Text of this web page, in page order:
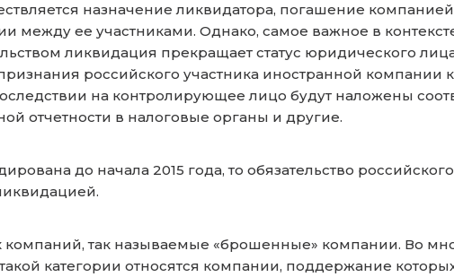
назначение ликвидатора, погашение компанией
между ее участниками. Однако, самое важное в
ликвидация прекращает статус юридического
российского участника иностранной
на контролирующее лицо будут наложены
отчетности в налоговые органы и другие.
до начала 2015 года, то обязательство
компаний, так называемые «брошенные» компании. Во
категории относятся компании, поддержание